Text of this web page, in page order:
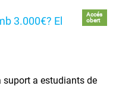
3.000€? El
Accés
obert
suport a estudiants de